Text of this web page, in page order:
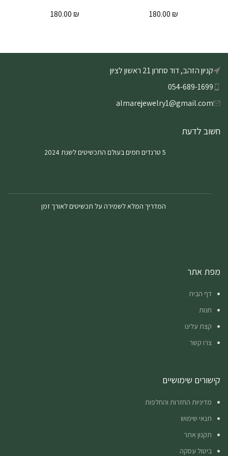
180.00 ₪
180.00 ₪
קניון הזהב, דוד סחרון 21 ראשון לציון
054-689-1699
almarejewelry1@gmail.com
חשוב לדעת
5 טרנדים חמים בעולם התכשיטים לשנת 2024
המדריך המלא לשמירה על תכשיטים לאורך זמן
מפת אתר
דף הבית
חנות
קצת עלינו
צרו קשר
קישורים שימושיים
מדיניות החזרות והחלפות
תנאי שימוש
תקנון אתר
ביטול עסקה